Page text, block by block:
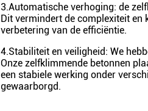
3.Automatische verhoging: de
Dit vermindert de complexiteit en
verbetering van de efficiëntie.
4.Stabiliteit en veiligheid: We
Onze zelfklimmende betonnen
een stabiele werking onder
gewaarborgd.